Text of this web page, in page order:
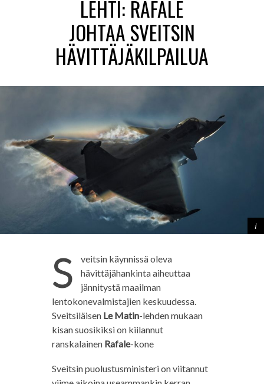
LEHTI: RAFALE
JOHTAA SVEITSIN
HÄVITTÄJÄKILPAILUA
S
veitsin käynnissä oleva
hävittäjähankinta aiheuttaa
jännitystä maailman
lentokonevalmistajien keskuudessa.
Sveitsiläisen Le Matin-lehden mukaan
kisan suosikiksi on kiilannut
ranskalainen Rafale-kone
Sveitsin puolustusministeri on viitannut